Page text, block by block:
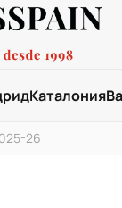
Каталония
26